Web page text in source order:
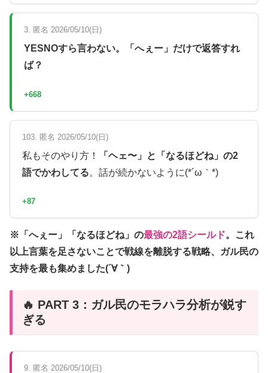
3. 匿名 2026/05/10(日)
YESNOすら言わない。「へぇー」だけで返答すれ
ば？
+668
103. 匿名 2026/05/10(日)
私もそのやり方！
「ヘェ〜」と「なるほどね」の2
語でかわしてる。話が続かないように(*´ω｀*)
+87
※「へぇー」「なるほどね」の最強の2語シールド。これ
以上言葉を足さないことで戦線を離脱する戦略、ガル民の
支持を最も集めました(´∀｀)
🔥 PART 3：ガル民のモラハラ分析が鋭す
ぎる
9. 匿名 2026/05/10(日)